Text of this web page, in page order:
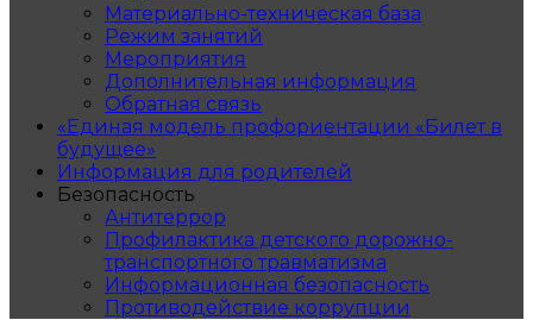
Материально-техническая база
Режим занятий
Мероприятия
Дополнительная информация
Обратная связь
«Единая модель профориентации «Билет в
будущее»
Информация для родителей
Безопасность
Антитеррор
Профилактика детского дорожно-
транспортного травматизма
Информационная безопасность
Противодействие коррупции